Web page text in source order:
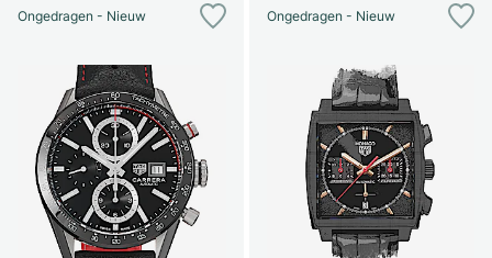
Ongedragen - Nieuw Ongedragen - Nieuw